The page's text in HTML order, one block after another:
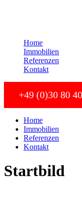
Home
Immobilien
Referenzen
Kontakt
+49 (0)30 80
Home
Immobilien
Referenzen
Kontakt
Startbild